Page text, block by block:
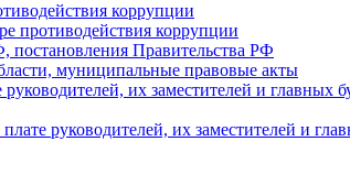
коррупции
противодействия коррупции
постановления Правительства РФ
муниципальные правовые акты
их заместителей и
руководителей, их заместителей и